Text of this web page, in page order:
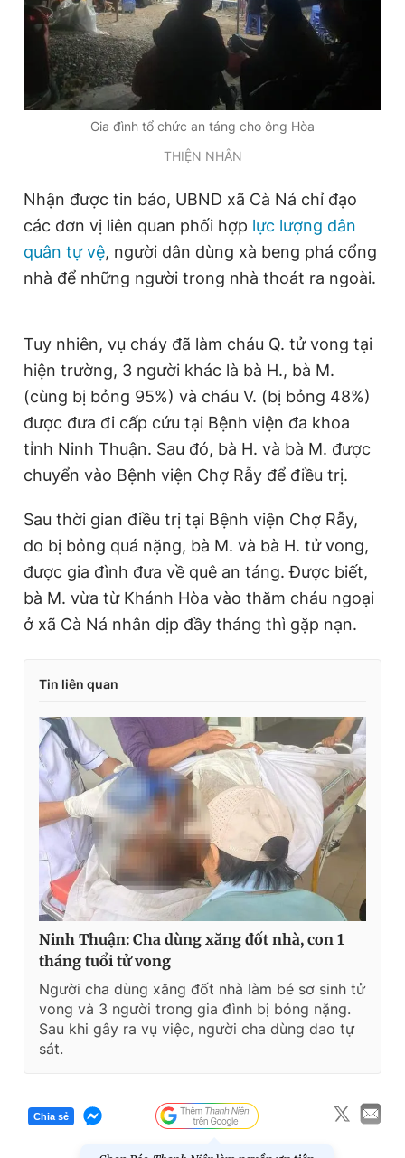
bản. Phát triển bởi ePi Technologies, JSC.
Gia đình tổ chức an táng cho ông Hòa
THIỆN NHÂN
Nhận được tin báo, UBND xã Cà Ná chỉ đạo
các đơn vị liên quan phối hợp lực lượng dân
quân tự vệ, người dân dùng xà beng phá cổng
nhà để những người trong nhà thoát ra ngoài.
Tuy nhiên, vụ cháy đã làm cháu Q. tử vong tại
hiện trường, 3 người khác là bà H., bà M.
(cùng bị bỏng 95%) và cháu V. (bị bỏng 48%)
được đưa đi cấp cứu tại Bệnh viện đa khoa
tỉnh Ninh Thuận. Sau đó, bà H. và bà M. được
chuyển vào Bệnh viện Chợ Rẫy để điều trị.
Sau thời gian điều trị tại Bệnh viện Chợ Rẫy,
do bị bỏng quá nặng, bà M. và bà H. tử vong,
được gia đình đưa về quê an táng. Được biết,
bà M. vừa từ Khánh Hòa vào thăm cháu ngoại
ở xã Cà Ná nhân dịp đầy tháng thì gặp nạn.
Tin liên quan
Ninh Thuận: Cha dùng xăng đốt nhà, con 1
tháng tuổi tử vong
Người cha dùng xăng đốt nhà làm bé sơ sinh tử
vong và 3 người trong gia đình bị bỏng nặng.
Sau khi gây ra vụ việc, người cha dùng dao tự
sát.
Chia sẻ